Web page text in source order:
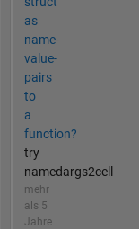
as
name-
value-
pairs
to
a
function?
try
namedargs2cell
mehr
als 5
Jahre